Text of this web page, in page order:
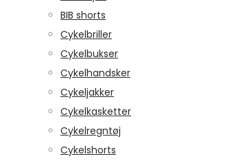
BIB shorts
Cykelbriller
Cykelbukser
Cykelhandsker
Cykeljakker
Cykelkasketter
Cykelregntøj
Cykelshorts